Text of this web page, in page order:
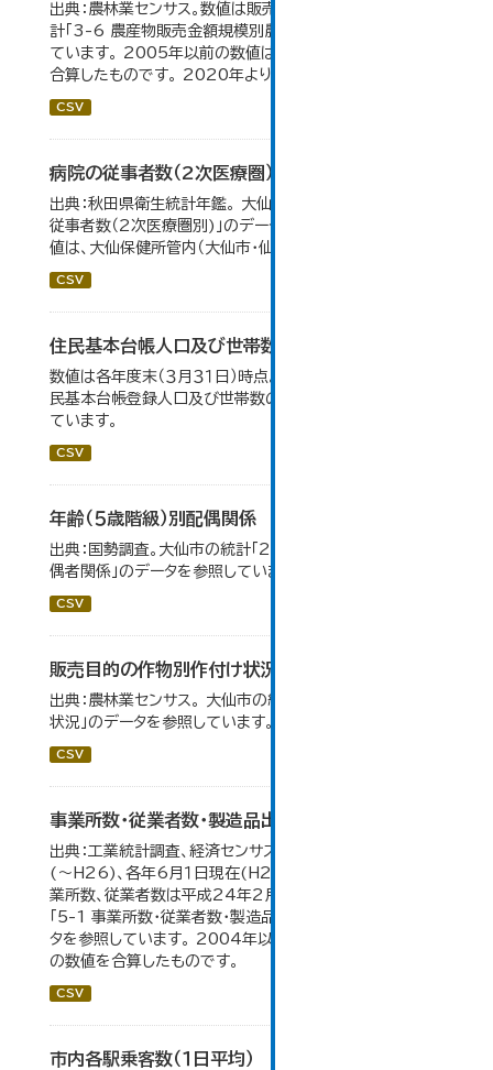
出典：農林業センサス。数値は販売農家のみ。 大仙市の統
計「3-6 農産物販売金額規模別農家数」のデータを参照し
ています。 2005年以前の数値は合併前市町村の数値を
合算したものです。 2020年より集計区分が変更となる。
CSV
病院の従事者数（2次医療圏）
出典：秋田県衛生統計年鑑。 大仙市の統計「11-12 病院の
従事者数（2次医療圏別)」のデータを参照しています。 数
値は、大仙保健所管内（大仙市・仙北市・美郷町）の総数。
CSV
住民基本台帳人口及び世帯数の推移
数値は各年度末（３月３１日）時点。大仙市の統計「2-9 住
民基本台帳登録人口及び世帯数の推移」のデータを参照し
ています。
CSV
年齢（５歳階級）別配偶関係
出典：国勢調査。大仙市の統計「2-12 年齢（5歳階級）別配
偶者関係」のデータを参照しています。
CSV
販売目的の作物別作付け状況
出典：農林業センサス。 大仙市の統計「3-1 農業経営体の
状況」のデータを参照しています。
CSV
事業所数・従業者数・製造品出荷額等の推移
出典：工業統計調査、経済センサス。各年12月31日現在
(～H26)、各年6月１日現在(H27～)。 平成23年のみ事
業所数、従業者数は平成24年2月1日現在。 大仙市の統計
「5-1 事業所数・従業者数・製造品出荷額等の推移」のデー
タを参照しています。 2004年以前の数値は合併前市町村
の数値を合算したものです。
CSV
市内各駅乗客数（１日平均）